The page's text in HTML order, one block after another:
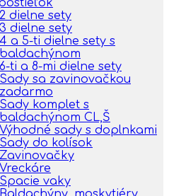
2 dielne sety
3 dielne sety
4 a 5-ti dielne sety s
baldachýnom
6-ti a 8-mi dielne sety
Sady sa zavinovačkou
zadarmo
Sady komplet s
baldachýnom CL,Š
Výhodné sady s doplnkami
Sady do kolísok
Zavinovačky
Vreckáre
Spacie vaky